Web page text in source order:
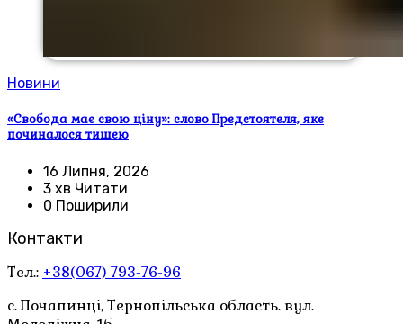
Новини
«Свобода має свою ціну»: слово Предстоятеля, яке
починалося тишею
16 Липня, 2026
3 хв Читати
0 Поширили
Контакти
Тел.: +38(067) 793-76-96
с. Почапинці, Тернопільська область. вул.